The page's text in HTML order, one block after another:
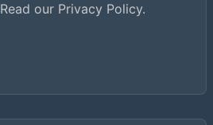
Read our Privacy Policy.